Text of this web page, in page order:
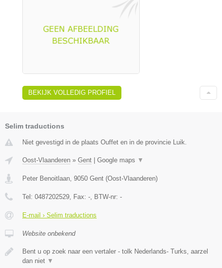
BEKIJK VOLLEDIG PROFIEL
Selim traductions
Niet gevestigd in de plaats Ouffet en in de provincie Luik.
Oost-Vlaanderen » Gent Google maps ▼
Peter Benoitlaan, 9050 Gent (Oost-Vlaanderen)
Tel: 0487202529, Fax: -, BTW-nr: -
E-mail › Selim traductions
Website onbekend
Bent u op zoek naar een vertaler - tolk Nederlands- Turks, aarzel
dan niet ▼